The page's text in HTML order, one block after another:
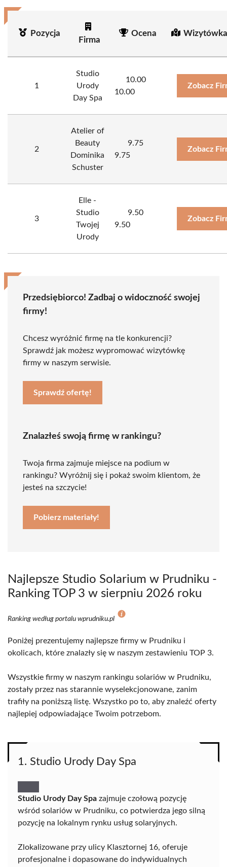
Pozycja
Firma
Ocena
1
Studio
Urody
Day Spa
10.00
10.00
Zobacz
2
Atelier of
Beauty
Dominika
Schuster
9.75
9.75
Zobacz
3
Elle -
Studio
Twojej
Urody
9.50
9.50
Zobacz
Przedsiębiorco! Zadbaj o widoczność swojej
firmy!
Chcesz wyróżnić firmę na tle konkurencji?
Sprawdź jak możesz wypromować wizytówkę
firmy w naszym serwisie.
Sprawdź ofertę!
Znalazłeś swoją firmę w rankingu?
Twoja firma zajmuje miejsce na podium w
rankingu? Wyróżnij się i pokaż swoim klientom, że
jesteś na szczycie!
Pobierz materiały!
Najlepsze Studio Solarium w Prudniku -
Ranking TOP 3 w sierpniu 2026 roku
Ranking według portalu wprudniku.pl
Poniżej prezentujemy najlepsze firmy w Prudniku i
okolicach, które znalazły się w naszym zestawieniu TOP 3.
Wszystkie firmy w naszym rankingu solariów w Prudniku,
zostały przez nas starannie wyselekcjonowane, zanim
trafiły na poniższą listę. Wszystko po to, aby znaleźć oferty
najlepiej odpowiadające Twoim potrzebom.
1. Studio Urody Day Spa
Studio Urody Day Spa zajmuje czołową pozycję
wśród solariów w Prudniku, co potwierdza jego silną
pozycję na lokalnym rynku usług solaryjnych.
Zlokalizowane przy ulicy Klasztornej 16, oferuje
profesjonalne i dopasowane do indywidualnych